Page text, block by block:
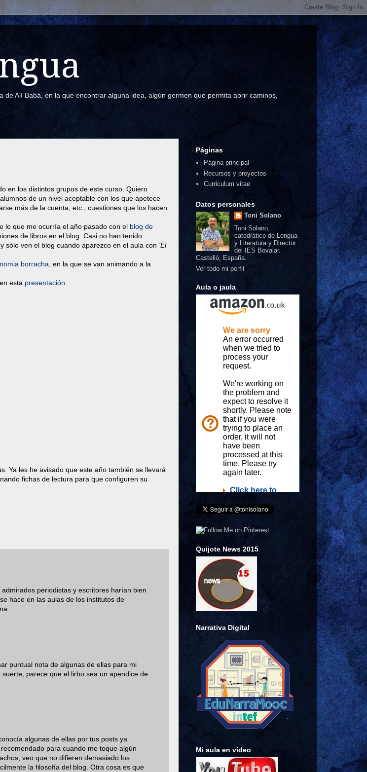
Alí Babá, en la que encontrar alguna idea, algún germen que permita abrir caminos,
en los distintos grupos de este curso. Quiero
de un nivel aceptable con los que apetece
más de la cuenta, etc., cuestiones que los hacen
lo que me ocurría el año pasado con el blog de
de libros en el blog. Casi no han tenido
sólo ven el blog cuando aparezco en el aula con 'El
borracha , en la que se van animando a la
esta presentación:
Ya les he avisado que este año también se llevará
fichas de lectura para que configuren su
periodistas y escritores harían bien
hace en las aulas de los institutos de
puntual nota de algunas de ellas para mi
parece que el lirbo sea un apendice de
algunas de ellas por tus posts ya
para cuando me toque algún
veo que no difieren demasiado los
la filosofía del blog. Otra cosa es que
Páginas
Página principal
Recursos y proyectos
Curriculum vitae
Datos personales
Toni Solano
Toni Solano,
catedrático de Lengua
y Literatura y Director
del IES Bovalar.
Castelló, España.
Ver todo mi perfil
Aula o jaula
Quijote News 2015
Narrativa Digital
Mi aula en vídeo